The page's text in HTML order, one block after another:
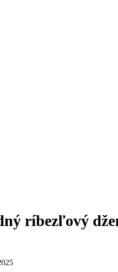
ríbezľový